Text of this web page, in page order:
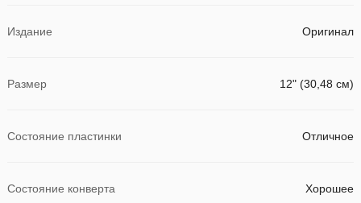
Издание Оригинал
Размер 12" (30,48 см)
Состояние пластинки Отличное
Состояние конверта Хорошее